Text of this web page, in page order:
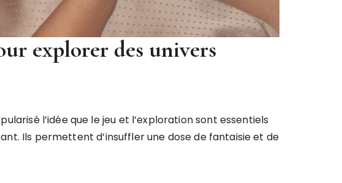
explorer des univers
l’idée que le jeu et l’exploration sont essentiels
Ils permettent d’insuffler une dose de fantaisie et de